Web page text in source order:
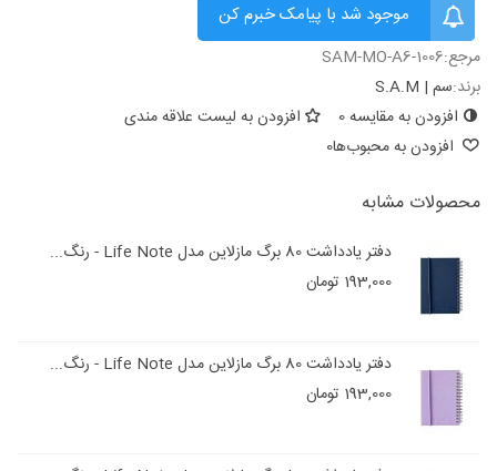
موجود شد با پیامک خبرم کن
مرجع:SAM-MO-A6-1006
برند:سم | S.A.M
افزودن به مقایسه0
افزودن به لیست علاقه مندی
افزودن به محبوب‌ها0
محصولات مشابه
دفتر یادداشت 80 برگ مازلاین مدل Life Note - رنگ...
193,000 تومان
دفتر یادداشت 80 برگ مازلاین مدل Life Note - رنگ...
193,000 تومان